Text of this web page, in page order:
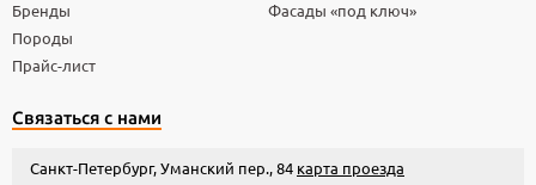
Бренды
Породы
Прайс-лист
Фасады «под ключ»
Связаться с нами
Санкт-Петербург, Уманский пер., 84 карта проезда